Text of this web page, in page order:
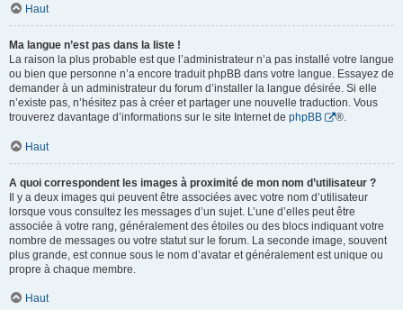
Haut
Ma langue n’est pas dans la liste !
La raison la plus probable est que l’administrateur n’a pas installé votre langue
ou bien que personne n’a encore traduit phpBB dans votre langue. Essayez de
demander à un administrateur du forum d’installer la langue désirée. Si elle
n’existe pas, n’hésitez pas à créer et partager une nouvelle traduction. Vous
trouverez davantage d’informations sur le site Internet de phpBB ®.
Haut
A quoi correspondent les images à proximité de mon nom d’utilisateur ?
Il y a deux images qui peuvent être associées avec votre nom d’utilisateur
lorsque vous consultez les messages d’un sujet. L’une d’elles peut être
associée à votre rang, généralement des étoiles ou des blocs indiquant votre
nombre de messages ou votre statut sur le forum. La seconde image, souvent
plus grande, est connue sous le nom d’avatar et généralement est unique ou
propre à chaque membre.
Haut